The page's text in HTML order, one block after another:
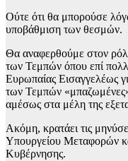
Ούτε ότι θα μπορούσε
υποβάθμιση των θεσμών.
Θα αναφερθούμε στον
των Τεμπών όπου επί
Ευρωπαίας Εισαγγελέως
των Τεμπών
αμέσως στα μέλη της
Ακόμη, κρατάει τις
Υπουργείου Μεταφορών
Κυβέρνησης.